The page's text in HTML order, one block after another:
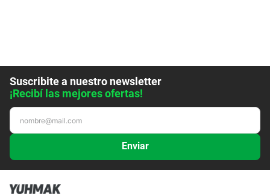
Suscribite a nuestro newsletter
¡Recibí las mejores ofertas!
Enviar